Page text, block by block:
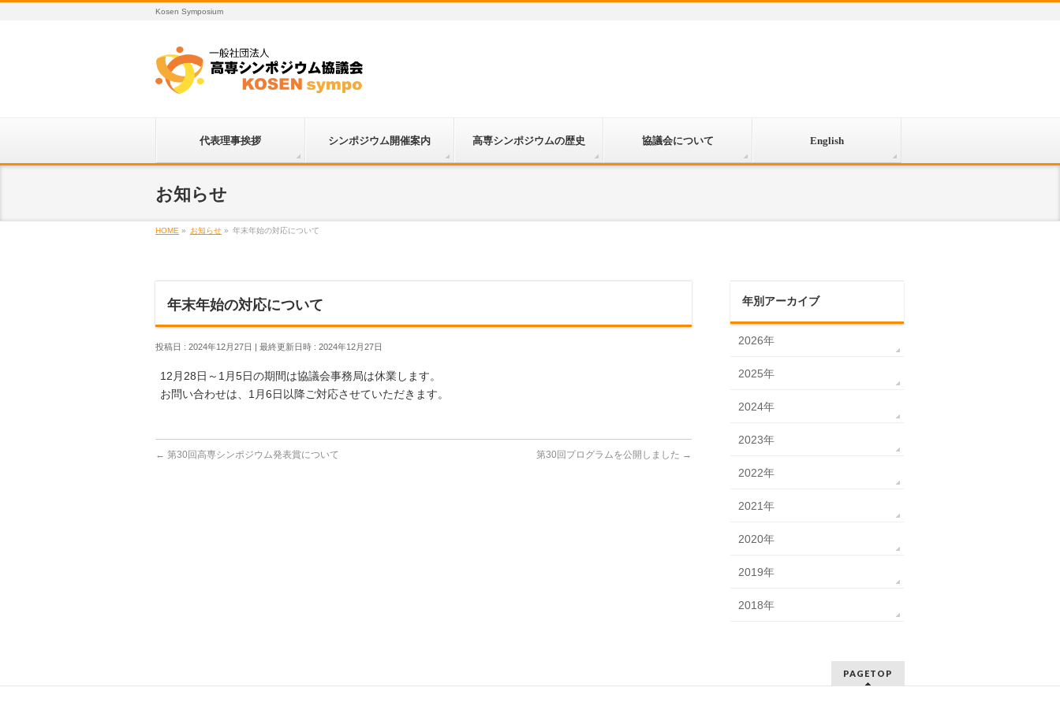
Kosen Symposium
代表理事挨拶 シンポジウム開催案内 高専シンポジウムの歴史 協議会について English
お知らせ
HOME » お知らせ » 年末年始の対応について
年末年始の対応について
投稿日 : 2024年12月27日 最終更新日時 : 2024年12月27日
12月28日～1月5日の期間は協議会事務局は休業します。
お問い合わせは、1月6日以降ご対応させていただきます。
← 第30回高専シンポジウム発表賞について 第30回プログラムを公開しました →
年別アーカイブ
2026年
2025年
2024年
2023年
2022年
2021年
2020年
2019年
2018年
PAGETOP